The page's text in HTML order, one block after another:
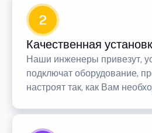
2
Качественная
Наши инженеры привезут,
подключат оборудование,
настроят так, как Вам